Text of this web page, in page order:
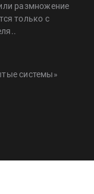
размножение
только с
системы»